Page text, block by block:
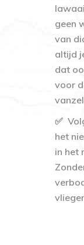
geen
van
altijd
dat
voor
✅
het
in het